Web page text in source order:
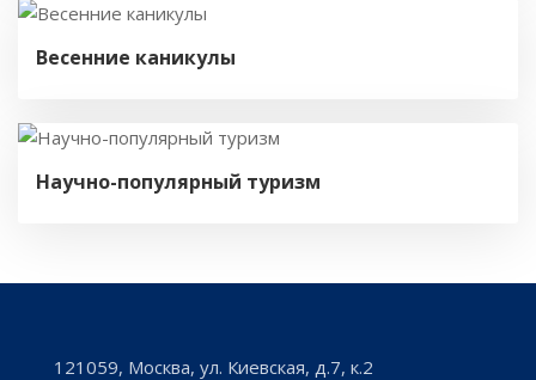
Весенние каникулы
Научно-популярный туризм
121059, Москва, ул. Киевская, д.7, к.2